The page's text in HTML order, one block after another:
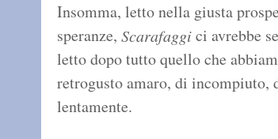
Insomma, letto nella giusta
speranze, Scarafaggici avrebbe
letto dopo tutto quello che
retrogusto amaro, di incompiuto,
lentamente.